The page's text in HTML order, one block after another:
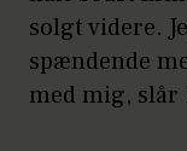
solgt videre.
spændende
med mig, slår